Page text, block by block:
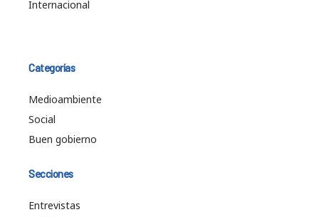
Internacional
Categorías
Medioambiente
Social
Buen gobierno
Secciones
Entrevistas